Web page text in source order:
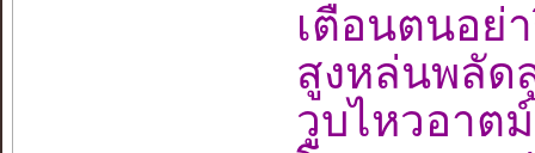
เตือนตนอ
สูงหล่นพลั
วูบไหวอาต